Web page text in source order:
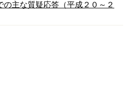
の主な質疑応答（平成２０～２